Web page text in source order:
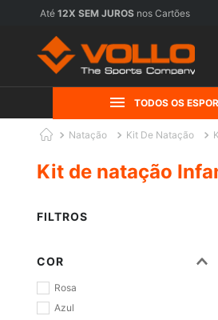
Até 12X SEM JUROS nos Cartões
TODOS OS
Natação Kit De Natação
Kit de natação
FILTROS
COR
Rosa
Azul